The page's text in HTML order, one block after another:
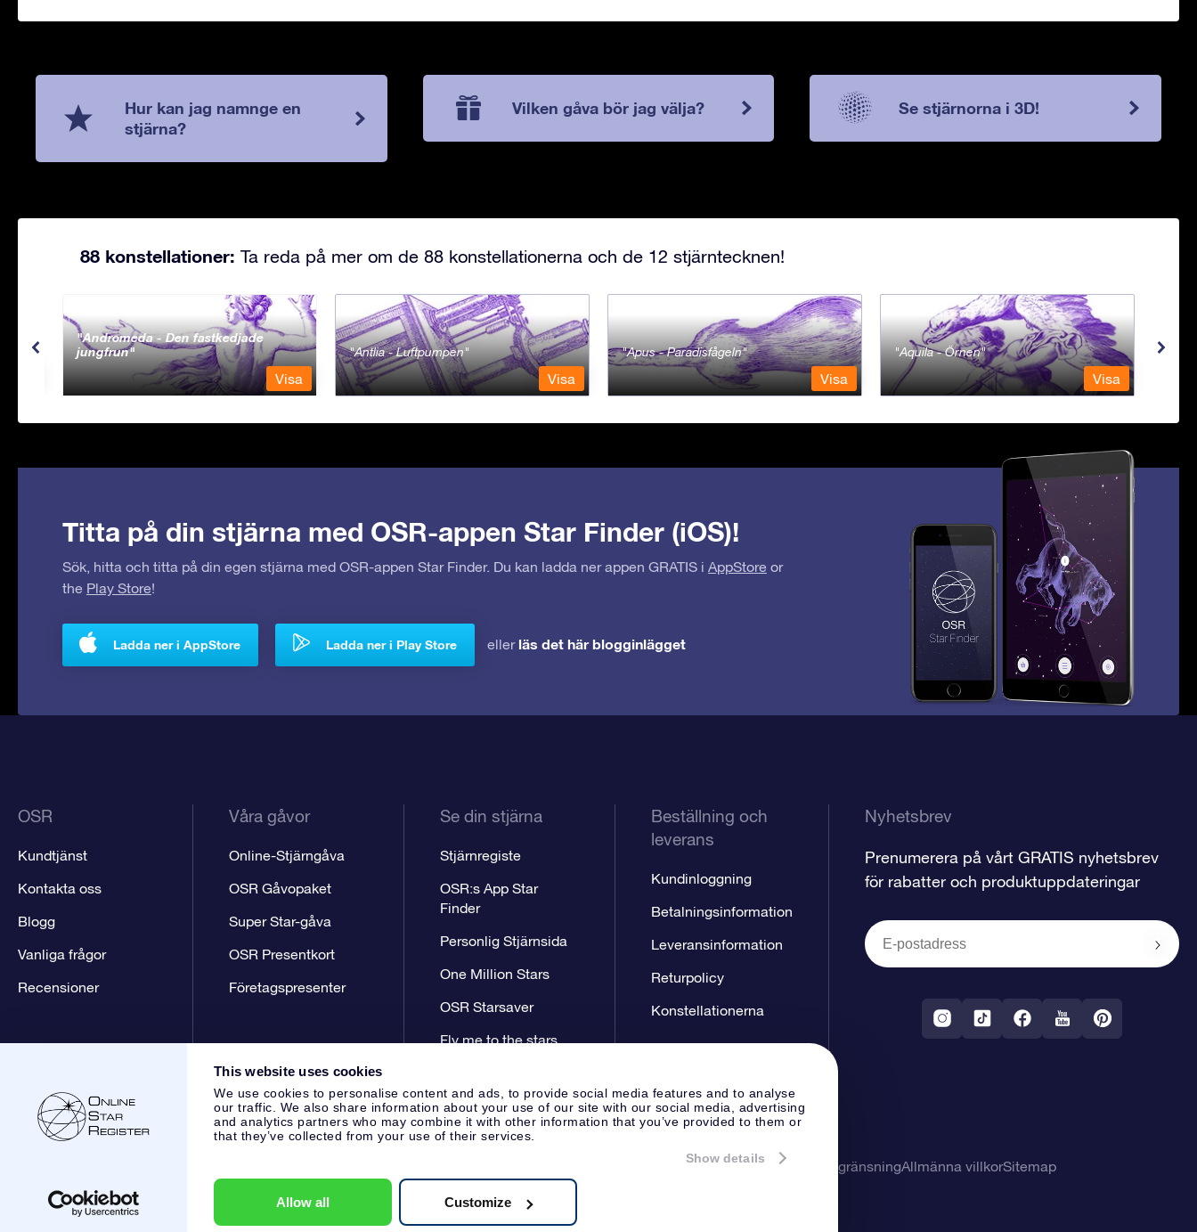
This website uses cookies
We use cookies to personalise content and ads, to provide social media features and to analyse
our traffic. We also share information about your use of our site with our social media, advertising
and analytics partners who may combine it with other information that you’ve provided to them or
that they’ve collected from your use of their services.
Show details
Allow all Customize
Hur kan jag namnge en
stjärna?
Vilken gåva bör jag välja? Se stjärnorna i 3D!
88 konstellationer: Ta reda på mer om de 88 konstellationerna och de 12 stjärntecknen!
Andromeda - Den fastkedjade
jungfrun
Visa
Antlia - Luftpumpen
Visa
Apus - Paradisfågeln
Visa
Aquila - Örnen
Visa
Titta på din stjärna med OSR-appen Star Finder (iOS)!
Sök, hitta och titta på din egen stjärna med OSR-appen Star Finder. Du kan ladda ner appen GRATIS i AppStore or
the Play Store!
Ladda ner i AppStore Ladda ner i Play Store eller läs det här blogginlägget
OSR
Kundtjänst
Kontakta oss
Blogg
Vanliga frågor
Recensioner
Våra gåvor
Online-Stjärngåva
OSR Gåvopaket
Super Star-gåva
OSR Presentkort
Företagspresenter
Se din stjärna
Stjärnregiste
OSR:s App Star
Finder
Personlig Stjärnsida
One Million Stars
OSR Starsaver
Fly me to the stars
Beställning och
leverans
Kundinloggning
Betalningsinformation
Leveransinformation
Returpolicy
Konstellationerna
Nyhetsbrev
Prenumerera på vårt GRATIS nyhetsbrev
för rabatter och produktuppdateringar
Kundtjänst:help@osr.org KVK: 60333553, VAT: NL 8538.62.722B01
Sekretesspolicy & AnsvarsbegränsningAllmänna villkorSitemap